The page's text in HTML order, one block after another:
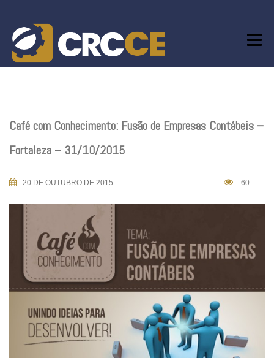
content
Café com Conhecimento: Fusão de Empresas Contábeis –
Fortaleza – 31/10/2015
20 DE OUTUBRO DE 2015 60